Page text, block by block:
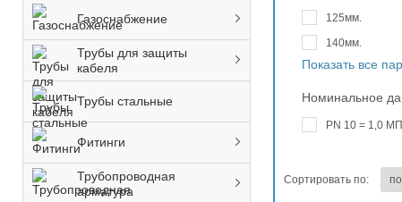
Газоснабжение
Трубы для защиты
кабеля
Трубы стальные
Фитинги
Трубопроводная
арматура
Сортировать по:
125мм.
140мм.
Показать все
Номинальное
PN 10 = 1,0